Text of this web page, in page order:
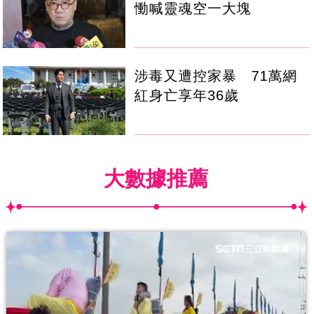
慟喊靈魂空一大塊
涉毒又遭控家暴 71萬網
紅身亡享年36歲
大數據推薦